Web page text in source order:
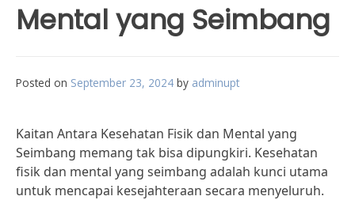
Mental yang Seimbang
Posted on September 23, 2024 by adminupt
Kaitan Antara Kesehatan Fisik dan Mental yang
Seimbang memang tak bisa dipungkiri. Kesehatan
fisik dan mental yang seimbang adalah kunci utama
untuk mencapai kesejahteraan secara menyeluruh.